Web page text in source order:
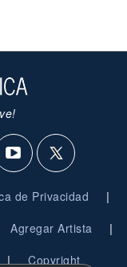
de Privacidad |
Agregar Artista |
| Copyright